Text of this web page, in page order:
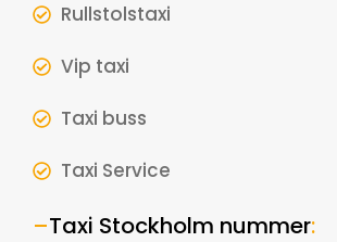
Rullstolstaxi
Vip taxi
Taxi buss
Taxi Service
–Taxi Stockholm nummer: